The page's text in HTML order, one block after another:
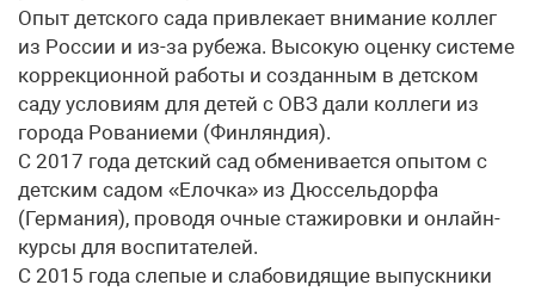
Опыт детского сада привлекает внимание коллег
из России и из-за рубежа. Высокую оценку системе
коррекционной работы и созданным в детском
саду условиям для детей с ОВЗ дали коллеги из
города Рованиеми (Финляндия).
С 2017 года детский сад обменивается опытом с
детским садом «Елочка» из Дюссельдорфа
(Германия), проводя очные стажировки и онлайн-
курсы для воспитателей.
С 2015 года слепые и слабовидящие выпускники